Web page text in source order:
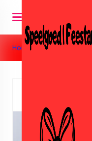
Home » Toys »